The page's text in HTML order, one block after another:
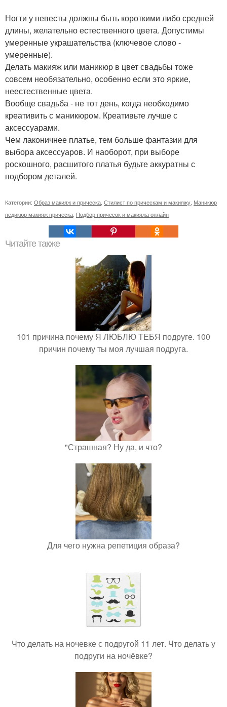
Ногти у невесты должны быть короткими либо средней
длины, желательно естественного цвета. Допустимы
умеренные украшательства (ключевое слово -
умеренные).
Делать макияж или маникюр в цвет свадьбы тоже
совсем необязательно, особенно если это яркие,
неестественные цвета.
Вообще свадьба - не тот день, когда необходимо
креативить с маникюром. Креативьте лучше с
аксессуарами.
Чем лаконичнее платье, тем больше фантазии для
выбора аксессуаров. И наоборот, при выборе
роскошного, расшитого платья будьте аккуратны с
подбором деталей.
Категории: Образ макияж и прическа Стилист по прическам и макияжу Маникюр
педикюр макияж прическа Подбор причесок и макияжа онлайн
Читайте также
101 причина почему Я ЛЮБЛЮ ТЕБЯ подруге. 100
причин почему ты моя лучшая подруга.
"Страшная? Ну да, и что?
Для чего нужна репетиция образа?
Что делать на ночевке с подругой 11 лет. Что делать у
подруги на ночёвке?